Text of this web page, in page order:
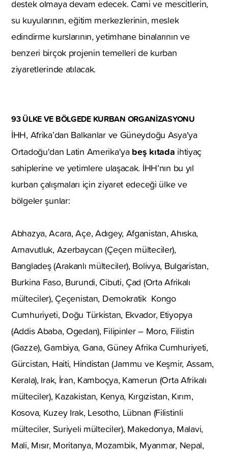
destek olmaya devam edecek. Cami ve mescitlerin,
su kuyularının, eğitim merkezlerinin, meslek
edindirme kurslarının, yetimhane binalarının ve
benzeri birçok projenin temelleri de kurban
ziyaretlerinde atılacak.
93 ÜLKE VE BÖLGEDE KURBAN ORGANİZASYONU
İHH, Afrika’dan Balkanlar ve Güneydoğu Asya'ya
Ortadoğu'dan Latin Amerika'ya beş kıtada ihtiyaç
sahiplerine ve yetimlere ulaşacak. İHH’nın bu yıl
kurban çalışmaları için ziyaret edeceği ülke ve
bölgeler şunlar:
Abhazya, Acara, Açe, Adıgey, Afganistan, Ahıska,
Arnavutluk, Azerbaycan (Çeçen mülteciler),
Bangladeş (Arakanlı mülteciler), Bolivya, Bulgaristan,
Burkina Faso, Burundi, Cibuti, Çad (Orta Afrikalı
mülteciler), Çeçenistan, Demokratik Kongo
Cumhuriyeti, Doğu Türkistan, Ekvador, Etiyopya
(Addis Ababa, Ogedan), Filipinler – Moro, Filistin
(Gazze), Gambiya, Gana, Güney Afrika Cumhuriyeti,
Gürcistan, Haiti, Hindistan (Jammu ve Keşmir, Assam,
Kerala), Irak, İran, Kamboçya, Kamerun (Orta Afrikalı
mülteciler), Kazakistan, Kenya, Kırgızistan, Kırım,
Kosova, Kuzey Irak, Lesotho, Lübnan (Filistinli
mülteciler, Suriyeli mülteciler), Makedonya, Malavi,
Mali, Mısır, Moritanya, Mozambik, Myanmar, Nepal,